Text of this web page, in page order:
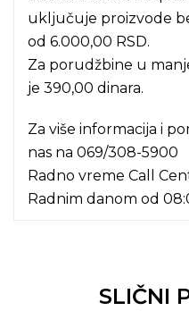
uključuje proizvode
od 6.000,00 RSD.
Za porudžbine u
je 390,00 dinara.
Za više informacija i
nas na 069/308-5900
Radno vreme Call
Radnim danom od
SLIČNI